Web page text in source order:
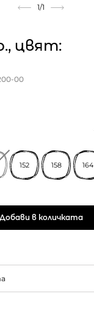
1/1
цвят:
00
152 158 164
Добави в количката